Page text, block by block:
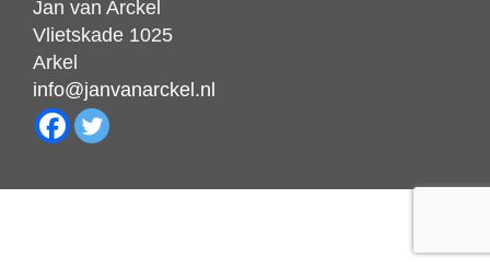
Jan van Arckel
Vlietskade 1025
Arkel
info@janvanarckel.nl